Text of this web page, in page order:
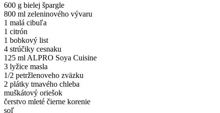
600 g bielej špargle
800 ml zeleninového vývaru
1 malá cibuľa
1 citrón
1 bobkový list
4 strúčiky cesnaku
125 ml ALPRO Soya Cuisine
3 lyžice masla
1/2 petržlenoveho zväzku
2 plátky tmavého chleba
muškátový oriešok
čerstvo mleté ​​čierne korenie
soľ